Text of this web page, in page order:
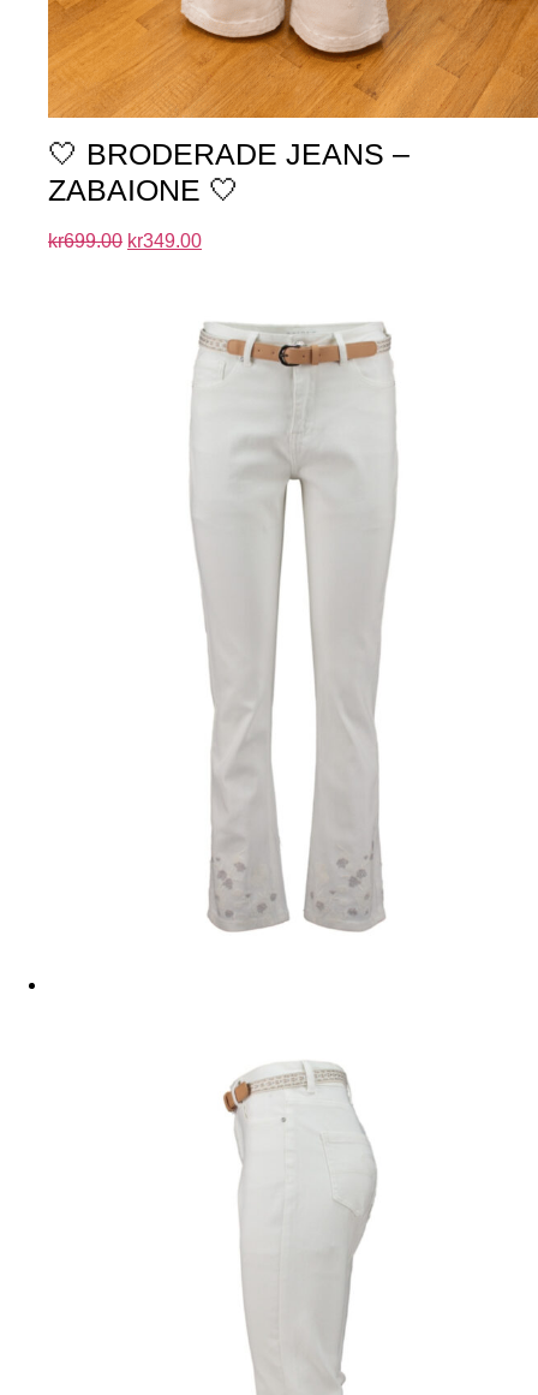
🤍 BRODERADE JEANS –
ZABAIONE 🤍
kr699.00 kr349.00